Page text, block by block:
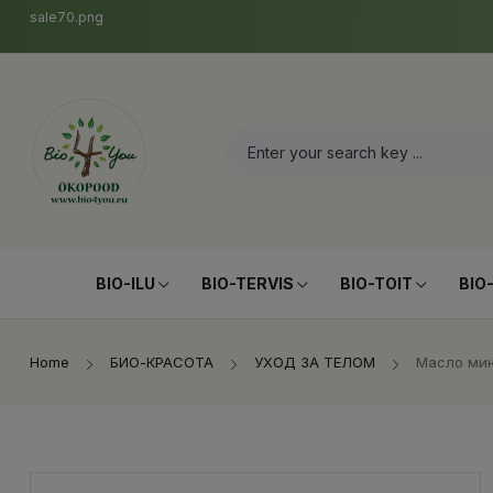
sale70.png
BIO-ILU BIO-TERVIS BIO-TOIT
Home БИО-КРАСОТА УХОД ЗА ТЕЛОМ Масло